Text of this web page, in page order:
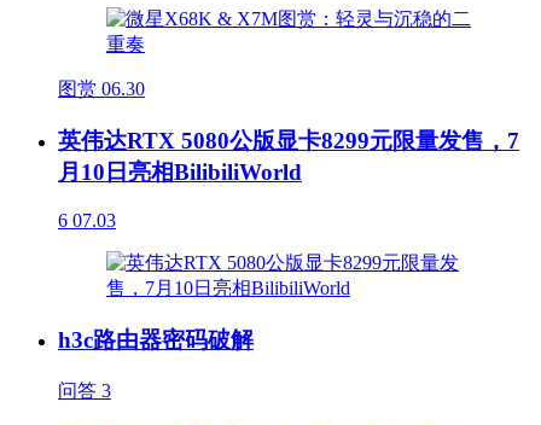
图赏 06.30
英伟达RTX 5080公版显卡8299元限量发售，7
月10日亮相BilibiliWorld
6 07.03
h3c路由器密码破解
问答 3